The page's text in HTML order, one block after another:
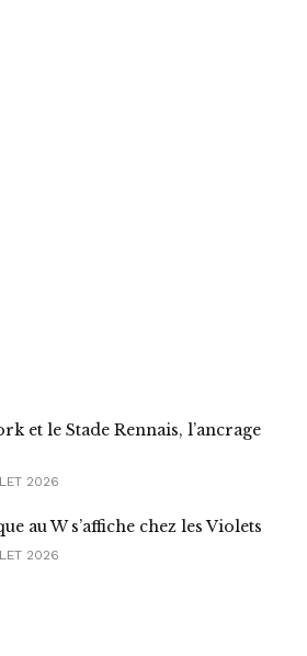
et le Stade Rennais, l’ancrage
2026
au W s’affiche chez les Violets
2026